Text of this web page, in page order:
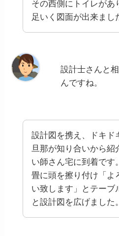
その西側にトイレがあ
足いく図面が出来まし
設計士さんと
んですね。
設計図を携え、ドキド
旦那が知り合いから紹
い師さん宅に到着です。
畳に頭を擦り付け「よ
い致します」とテーブ
と設計図を広げました。